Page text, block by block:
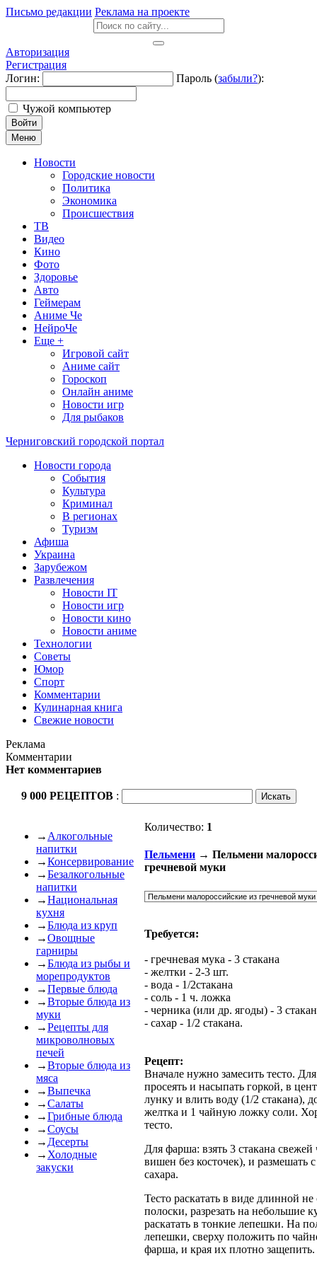
Письмо редакции Реклама на проекте
Авторизация
Регистрация
Логин:
Пароль (забыли?):
Чужой компьютер
Войти
Меню
Новости
Городские новости
Политика
Экономика
Происшествия
ТВ
Видео
Кино
Фото
Здоровье
Авто
Геймерам
Аниме Че
НейроЧе
Еще +
Игровой сайт
Аниме сайт
Гороскоп
Онлайн аниме
Новости игр
Для рыбаков
Черниговский городской портал
Новости города
События
Культура
Криминал
В регионах
Туризм
Афиша
Украина
Зарубежом
Развлечения
Новости IT
Новости игр
Новости кино
Новости аниме
Технологии
Советы
Юмор
Спорт
Комментарии
Кулинарная книга
Свежие новости
Реклама
Комментарии
Нет комментариев
9 000 РЕЦЕПТОВ :
→ Алкогольные
напитки
→Консервирование
→Безалкогольные
напитки
→Национальная
кухня
→Блюда из круп
→Овощные
гарниры
→Блюда из рыбы и
морепродуктов
→Первые блюда
→Вторые блюда из
муки
→Рецепты для
микроволновых
печей
→Вторые блюда из
мяса
→Выпечка
→Салаты
→Грибные блюда
→Соусы
→ Десерты
→ Холодные
закуски
Количество: 1
Пельмени → Пельмени
гречневой муки
Требуется:
- гречневая мука - 3 стакана
- желтки - 2-3 шт.
- вода - 1/2стакана
- соль - 1 ч. ложка
- черника (или др. ягоды) - 3
- сахар - 1/2 стакана.
Рецепт:
Вначале нужно замесить тесто.
просеять и насыпать горкой, в
лунку и влить воду (1/2 стакана),
желтка и 1 чайную ложку соли.
тесто.
Для фарша: взять 3 стакана
вишен без косточек), и размешать
сахара.
Тесто раскатать в виде длинной не
полоски, разрезать на небольшие
раскатать в тонкие лепешки. На
лепешки, сверху положить по
фарша, и края их плотно защепить.